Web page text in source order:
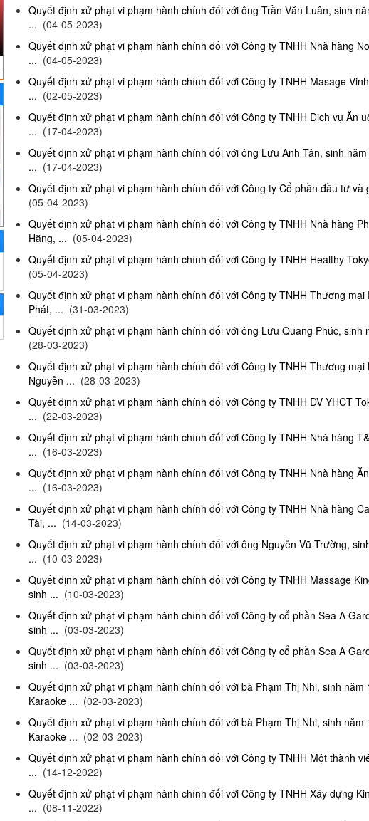
Quyết định xử phạt vi phạm hành chính đối với ông Trần Văn Luân, sinh
... (04-05-2023)
Quyết định xử phạt vi phạm hành chính đối với Công ty TNHH Nhà hàng
... (04-05-2023)
Quyết định xử phạt vi phạm hành chính đối với Công ty TNHH Masage
... (02-05-2023)
Quyết định xử phạt vi phạm hành chính đối với Công ty TNHH Dịch vụ Ăn
... (17-04-2023)
Quyết định xử phạt vi phạm hành chính đối với ông Lưu Anh Tân, sinh
... (17-04-2023)
Quyết định xử phạt vi phạm hành chính đối với Công ty Cổ phần đầu tư
(05-04-2023)
Quyết định xử phạt vi phạm hành chính đối với Công ty TNHH Nhà hàng
Hằng, ... (05-04-2023)
Quyết định xử phạt vi phạm hành chính đối với Công ty TNHH Healthy
(05-04-2023)
Quyết định xử phạt vi phạm hành chính đối với Công ty TNHH Thương
Phát, ... (31-03-2023)
Quyết định xử phạt vi phạm hành chính đối với ông Lưu Quang Phúc, sinh
(28-03-2023)
Quyết định xử phạt vi phạm hành chính đối với Công ty TNHH Thương
Nguyễn ... (28-03-2023)
Quyết định xử phạt vi phạm hành chính đối với Công ty TNHH DV YHCT
... (22-03-2023)
Quyết định xử phạt vi phạm hành chính đối với Công ty TNHH Nhà hàng
... (16-03-2023)
Quyết định xử phạt vi phạm hành chính đối với Công ty TNHH Nhà hàng
... (16-03-2023)
Quyết định xử phạt vi phạm hành chính đối với Công ty TNHH Nhà hàng
Tài, ... (14-03-2023)
Quyết định xử phạt vi phạm hành chính đối với ông Nguyễn Vũ Trường,
... (10-03-2023)
Quyết định xử phạt vi phạm hành chính đối với Công ty TNHH Massage
sinh ... (10-03-2023)
Quyết định xử phạt vi phạm hành chính đối với Công ty cổ phần Sea A
sinh ... (03-03-2023)
Quyết định xử phạt vi phạm hành chính đối với Công ty cổ phần Sea A
sinh ... (03-03-2023)
Quyết định xử phạt vi phạm hành chính đối với bà Phạm Thị Nhi, sinh năm
Karaoke ... (02-03-2023)
Quyết định xử phạt vi phạm hành chính đối với bà Phạm Thị Nhi, sinh năm
Karaoke ... (02-03-2023)
Quyết định xử phạt vi phạm hành chính đối với Công ty TNHH Một thành
... (14-12-2022)
Quyết định xử phạt vi phạm hành chính đối với Công ty TNHH Xây dựng
... (08-11-2022)